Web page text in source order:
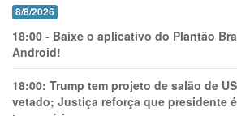
8/8/2026
18:00 - Baixe o aplicativo do Plantão
Android!
18:00: Trump tem projeto de salão de
vetado; Justiça reforça que presidente